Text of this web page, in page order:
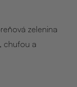
zelenina
chuťou a